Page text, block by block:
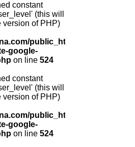
constant
(this will
version of PHP)
public_html/wp-
google-
on line 524
constant
(this will
version of PHP)
public_html/wp-
google-
on line 524